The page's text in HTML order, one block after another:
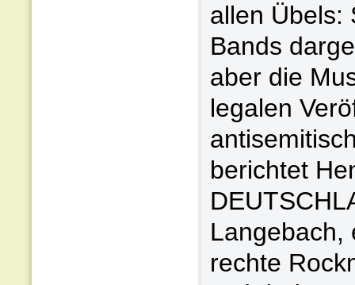
allen Übels:
Bands
aber die
legalen
berichtet
Langebach,
rechte